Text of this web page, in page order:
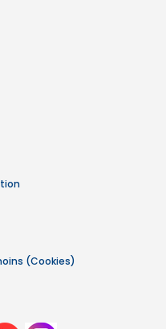
(Cookies)